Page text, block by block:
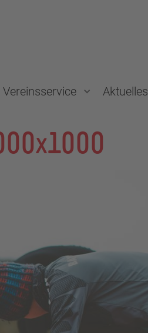
Vereinsservice Aktuelles